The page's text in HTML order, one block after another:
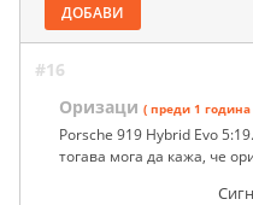
ДОБАВИ
#16
Оризаци ( преди 1 година
Porsche 919 Hybrid Evo
тогава мога да кажа, че